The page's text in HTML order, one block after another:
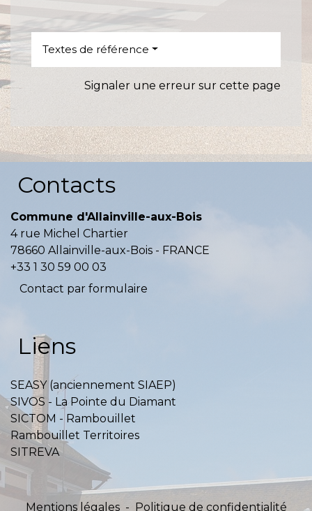
Textes de référence
Signaler une erreur sur cette page
Contacts
Commune d'Allainville-aux-Bois
4 rue Michel Chartier
78660 Allainville-aux-Bois - FRANCE
+33 1 30 59 00 03
Contact par formulaire
Liens
SEASY (anciennement SIAEP)
SIVOS - La Pointe du Diamant
SICTOM - Rambouillet
Rambouillet Territoires
SITREVA
Mentions légales - Politique de confidentialité